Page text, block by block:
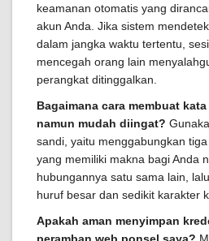
keamanan otomatis yang
akun Anda. Jika sistem
dalam jangka waktu tertentu,
mencegah orang lain
perangkat ditinggalkan.
Bagaimana cara membuat
namun mudah diingat?
sandi, yaitu menggabungkan
yang memiliki makna bagi Anda
hubungannya satu sama lain,
huruf besar dan sedikit karakter
Apakah aman menyimpan
peramban web ponsel saya?